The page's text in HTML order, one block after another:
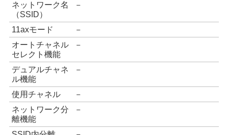
ネットワーク名
（SSID）
－
11axモード
－
オートチャネル
セレクト機能
－
デュアルチャネ
ル機能
－
使用チャネル
－
ネットワーク分
離機能
－